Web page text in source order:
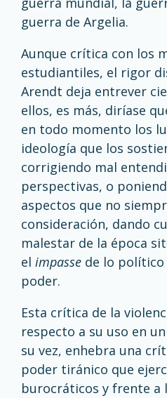
guerra de Argelia.
Aunque crítica con los
estudiantiles, el rigor
Arendt deja entrever
ellos, es más, diríase
en todo momento los
ideología que los
corrigiendo mal
perspectivas, o
aspectos que no
consideración, dando
malestar de la época
el impasse de lo político
poder.
Esta crítica de la
respecto a su uso en
su vez, enhebra una
poder tiránico que
burocráticos y frente a